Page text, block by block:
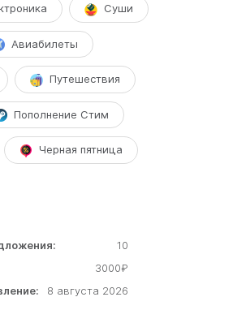
Суши
Авиабилеты
Путешествия
Пополнение Стим
Черная пятница
10
3000₽
8 августа 2026